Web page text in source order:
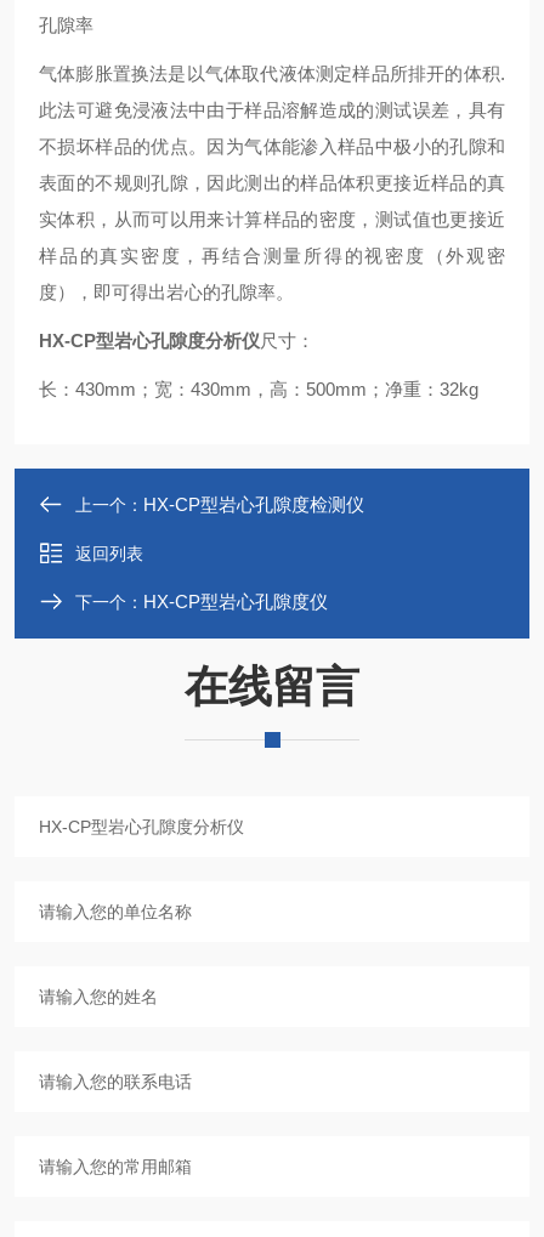
孔隙率
气体膨胀置换法是以气体取代液体测定样品所排开的体积.
此法可避免浸液法中由于样品溶解造成的测试误差，具有
不损坏样品的优点。因为气体能渗入样品中极小的孔隙和
表面的不规则孔隙，因此测出的样品体积更接近样品的真
实体积，从而可以用来计算样品的密度，测试值也更接近
样品的真实密度 ，再结合测量所得的视密度（外观密
度），即可得出岩心的孔隙率。
HX-CP型岩心孔隙度分析仪尺寸：
长： 430mm ；宽： 430mm ，高： 500mm ；净重： 32kg
上一个： HX-CP型岩心孔隙度检测仪
返回列表
下一个： HX-CP型岩心孔隙度仪
在线留言